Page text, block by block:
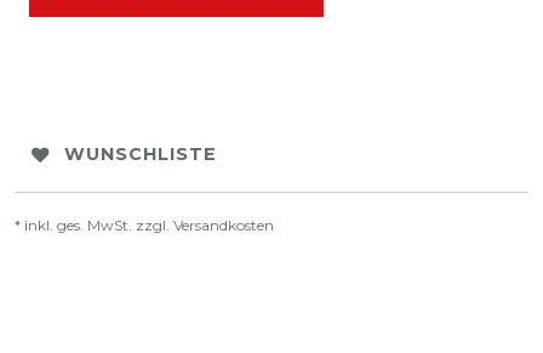
WUNSCHLISTE
* inkl. ges. MwSt. zzgl. Versandkosten